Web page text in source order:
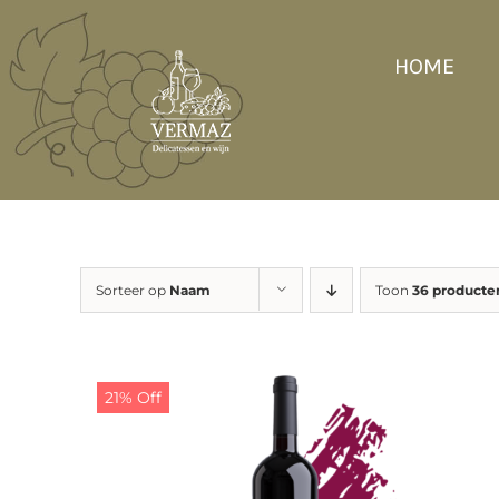
naar
inhoud
HOME
Sorteer op Naam Toon 36
21% Off